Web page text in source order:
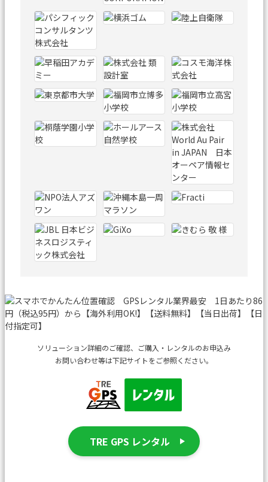
ソリューション詳細のご確認、ご購入・レンタルのお申込み
お問い合わせ等は下記サイトをご参照ください。
TRE GPS レンタル